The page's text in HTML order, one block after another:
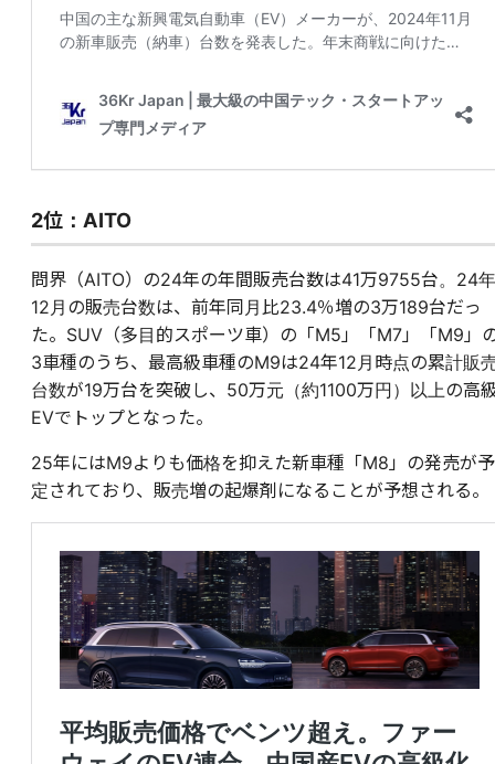
2位：AITO
問界（AITO）の24年の年間販売台数は41万9755台。24年
12月の販売台数は、前年同月比23.4％増の3万189台だっ
た。SUV（多目的スポーツ車）の「M5」「M7」「M9」
3車種のうち、最高級車種のM9は24年12月時点の累計販
台数が19万台を突破し、50万元（約1100万円）以上の高
EVでトップとなった。
25年にはM9よりも価格を抑えた新車種「M8」の発売が予
定されており、販売増の起爆剤になることが予想される。